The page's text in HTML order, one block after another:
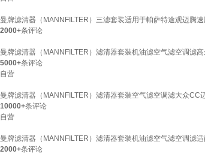
曼牌滤清器（MANNFILTER）三滤套装适用于帕萨特途观迈腾
2000+条评论
曼牌滤清器（MANNFILTER）滤清器套装机油滤空气滤空调滤
5000+条评论
自营
曼牌滤清器（MANNFILTER）滤清器套装空气滤空调滤大众CC
10000+条评论
自营
曼牌滤清器（MANNFILTER）滤清器套装机油滤空气滤空调滤
2000+条评论